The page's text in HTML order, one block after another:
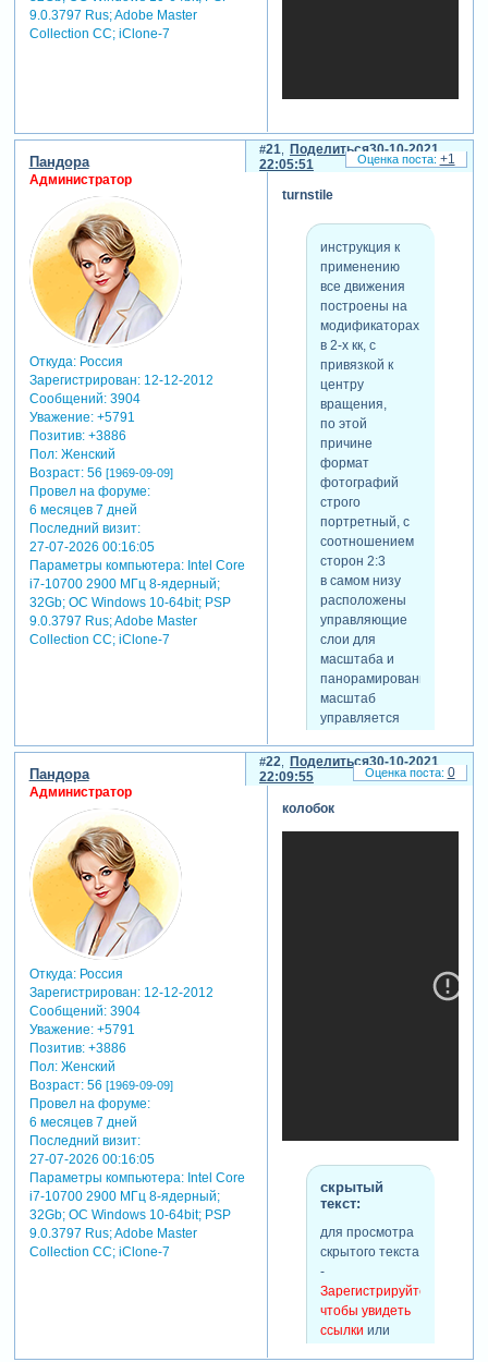
пробуйте.
скрытый
текст:
для просмотра
или
скрытый
текст:
для просмотра
скрытого текста
-
Зарегистрируйтесь,
чтобы увидеть
ссылкиили
зарегистрируйтесь
9.0.3797 Rus; Adobe Master
Collection СС; iClone-7
Поделиться
21
30-10-2021
22:05:51
Пандора
Администратор
Откуда:Россия
Зарегистрирован: 12-12-2012
Сообщений:3904
Уважение: +5791
Позитив: +3886
Пол:Женский
Возраст:56 [1969-09-09]
Провел на форуме:
6 месяцев 7 дней
Последний визит:
27-07-2026 00:16:05
Параметры компьютера:Intel Core
i7-10700 2900 МГц 8-ядерный;
32Gb; ОС Windows 10-64bit; PSP
9.0.3797 Rus; Adobe Master
Collection СС; iClone-7
turnstile
инструкция к
применению
все движения
построены на
модификаторах
в 2-х кк, с
привязкой к
центру
вращения,
по этой
причине
формат
фотографий
строго
портретный, с
соотношением
сторон 2:3
в самом низу
расположены
управляющие
слои для
масштаба и
панорамирования.
масштаб
управляется
панорамирование
ему
параметром в
текст:
для просмотра
скрытого текста
+1
Поделиться
22
30-10-2021
22:09:55
Пандора
Администратор
Откуда:Россия
Зарегистрирован: 12-12-2012
Сообщений:3904
Уважение: +5791
Позитив: +3886
Пол:Женский
Возраст:56 [1969-09-09]
Провел на форуме:
6 месяцев 7 дней
Последний визит:
27-07-2026 00:16:05
Параметры компьютера:Intel Core
i7-10700 2900 МГц 8-ядерный;
32Gb; ОС Windows 10-64bit; PSP
9.0.3797 Rus; Adobe Master
Collection СС; iClone-7
колобок
скрытый
текст:
для просмотра
скрытого текста
-
Зарегистрируйтесь,
чтобы увидеть
ссылки или
0